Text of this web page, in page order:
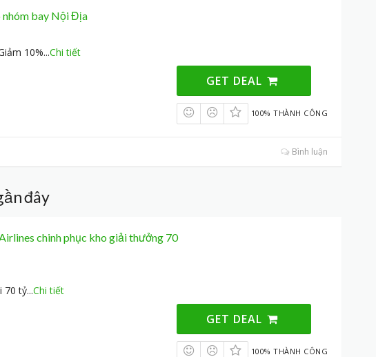
nhóm bay Nội Địa
10%...Chi tiết
GET DEAL
100% THÀNH CÔNG
Bình luận
đây
chinh phục kho giải thưởng 70
70 tỷ...Chi tiết
GET DEAL
100% THÀNH CÔNG